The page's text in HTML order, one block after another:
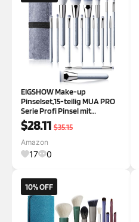
EIGSHOW Make-up
Pinselset,15-teilig MUA PRO
Serie Profi Pinsel mit
Silberionen-Borsten für
Foundation,Pulver,Rouge,Hi
ghlighter,Concealer,Lidschat
ten&Eyeliner,Reise-
Geschenkset (Champagner
$28.11 $35.15
Amazon
17 0
10% OFF